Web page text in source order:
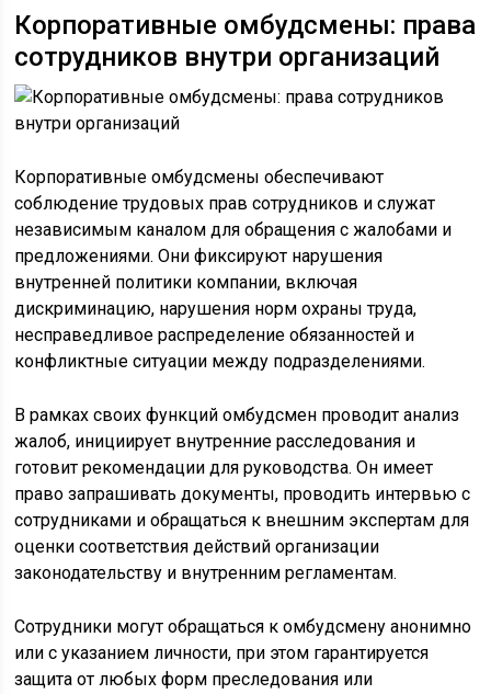
Корпоративные омбудсмены: права
сотрудников внутри организаций
Корпоративные омбудсмены обеспечивают
соблюдение трудовых прав сотрудников и служат
независимым каналом для обращения с жалобами и
предложениями. Они фиксируют нарушения
внутренней политики компании, включая
дискриминацию, нарушения норм охраны труда,
несправедливое распределение обязанностей и
конфликтные ситуации между подразделениями.
В рамках своих функций омбудсмен проводит анализ
жалоб, инициирует внутренние расследования и
готовит рекомендации для руководства. Он имеет
право запрашивать документы, проводить интервью с
сотрудниками и обращаться к внешним экспертам для
оценки соответствия действий организации
законодательству и внутренним регламентам.
Сотрудники могут обращаться к омбудсмену анонимно
или с указанием личности, при этом гарантируется
защита от любых форм преследования или